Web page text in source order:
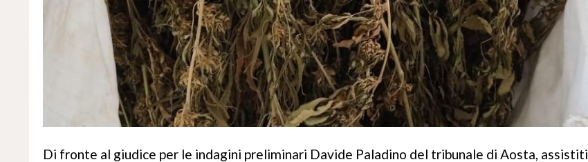
Di fronte al giudice per le indagini preliminari Davide Paladino del tribunale di Aosta, assistiti